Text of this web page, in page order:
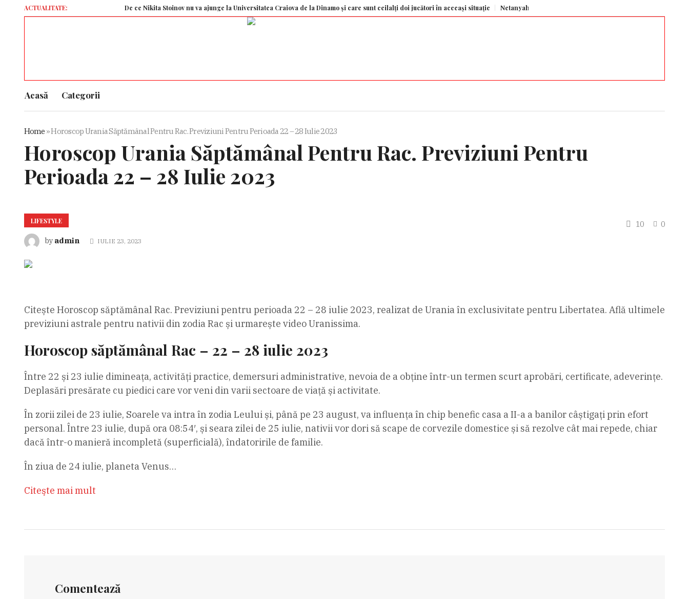
ACTUALITATE: De ce Nikita Stoinov nu va ajunge la Universitatea Craiova de la Dinamo și care sunt ceilalți doi jucători în aceeași situație Netanyahu continuă operațiunile militare în Gaza în ciuda armistițiului
Acasă Categorii
Home »Horoscop Urania Săptămânal Pentru Rac. Previziuni Pentru Perioada 22 – 28 Iulie 2023
Horoscop Urania Săptămânal Pentru Rac. Previziuni Pentru
Perioada 22 – 28 Iulie 2023
LIFESTYLE 10
0
by admin IULIE 23, 2023
Citește Horoscop săptămânal Rac. Previziuni pentru perioada 22 – 28 iulie 2023, realizat de Urania în exclusivitate pentru Libertatea. Află ultimele
previziuni astrale pentru nativii din zodia Rac și urmarește video Uranissima.
Horoscop săptămânal Rac – 22 – 28 iulie 2023
Între 22 și 23 iulie dimineața, activități practice, demersuri administrative, nevoia de a obține într-un termen scurt aprobări, certificate, adeverințe.
Deplasări presărate cu piedici care vor veni din varii sectoare de viață și activitate.
În zorii zilei de 23 iulie, Soarele va intra în zodia Leului și, până pe 23 august, va influența în chip benefic casa a II-a a banilor câștigați prin efort
personal. Între 23 iulie, după ora 08:54′, și seara zilei de 25 iulie, nativii vor dori să scape de corvezile domestice și să rezolve cât mai repede, chiar
dacă într-o manieră incompletă (superficială), îndatoririle de familie.
În ziua de 24 iulie, planeta Venus…
Citeşte mai mult
Comentează